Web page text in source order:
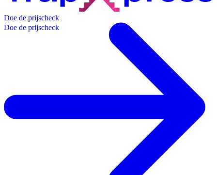
Doe de prijscheck